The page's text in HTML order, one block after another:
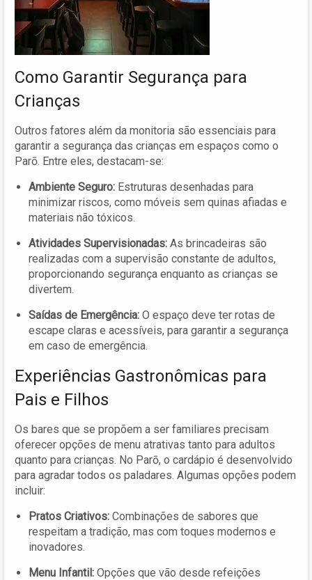
Como Garantir Segurança para
Crianças
Outros fatores além da monitoria são essenciais para
garantir a segurança das crianças em espaços como o
Parō. Entre eles, destacam-se:
Ambiente Seguro: Estruturas desenhadas para
minimizar riscos, como móveis sem quinas afiadas e
materiais não tóxicos.
Atividades Supervisionadas: As brincadeiras são
realizadas com a supervisão constante de adultos,
proporcionando segurança enquanto as crianças se
divertem.
Saídas de Emergência: O espaço deve ter rotas de
escape claras e acessíveis, para garantir a segurança
em caso de emergência.
Experiências Gastronômicas para
Pais e Filhos
Os bares que se propõem a ser familiares precisam
oferecer opções de menu atrativas tanto para adultos
quanto para crianças. No Parō, o cardápio é desenvolvido
para agradar todos os paladares. Algumas opções podem
incluir:
Pratos Criativos: Combinações de sabores que
respeitam a tradição, mas com toques modernos e
inovadores.
Menu Infantil: Opções que vão desde refeições